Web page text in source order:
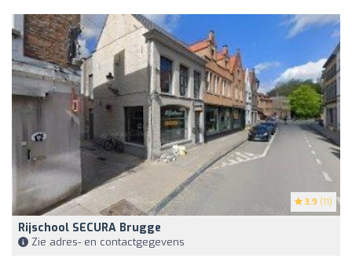
3.9 (11)
Rijschool SECURA Brugge
Zie adres- en contactgegevens